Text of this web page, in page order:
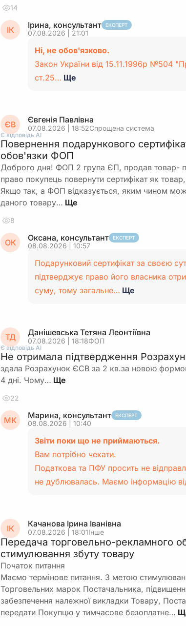
14
ІК Ірина, консультант ЕКСПЕРТ
07.08.2026 | 21:01
Ні, не обов'язково.
Закон України від 15.11.1996р №504
ст.25… Ще
ЄВ Євгенія Павлівна
07.08.2026 | 18:52Спрощена система
Є відповідь АІ
Повернення подарункового
обов'язки ФОП
Доброго дня! ФОП 2 група ЄП, продав товар-
право покупець повернути сертифікат як
Якщо так, а ФОП відказується, яким чином
даного товару…
8
ОК Оксана, консультант ЕКСПЕРТ
08.08.2026 | 10:57
Подарунковий сертифікат за своєю
підтверджує право його власника
суму, тому загальне… Ще
ТД Данішевська Тетяна Леонтіївна
07.08.2026 | 18:18ФОП
Є відповідь АІ
Не отримала підтвердження
здала Розрахунок ЄСВ за 2 кв.за новою
4 дні. Чому…
22
МК Марина, консультант ЕКСПЕРТ
08.08.2026 | 10:40
Звіти поки що не приймаються.
Вам потрібно чекати.
Податкова та ПФУ просить не
не дублювалась. Маємо інформацію
ІК Качанова Ірина Іванівна
07.08.2026 | 18:01Інше
Передача торговельно-рекламного
стимулювання збуту товару
Початок питання
Маємо термінове питання. З метою
Торговельних марок Постачальника,
забезпечення належної викладки Товару,
передати Покупцю у тимчасове безоплатне…